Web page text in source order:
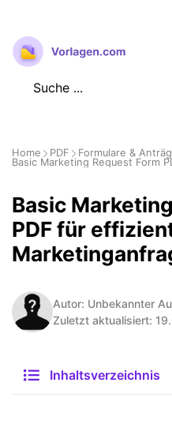
Zum
Inhalt
springen
Home PDF
Formulare &
Basic Marketing Request Form
Basic
PDF für
Autor: Unbekannter
Zuletzt aktualisiert:
Inhaltsverzeichnis